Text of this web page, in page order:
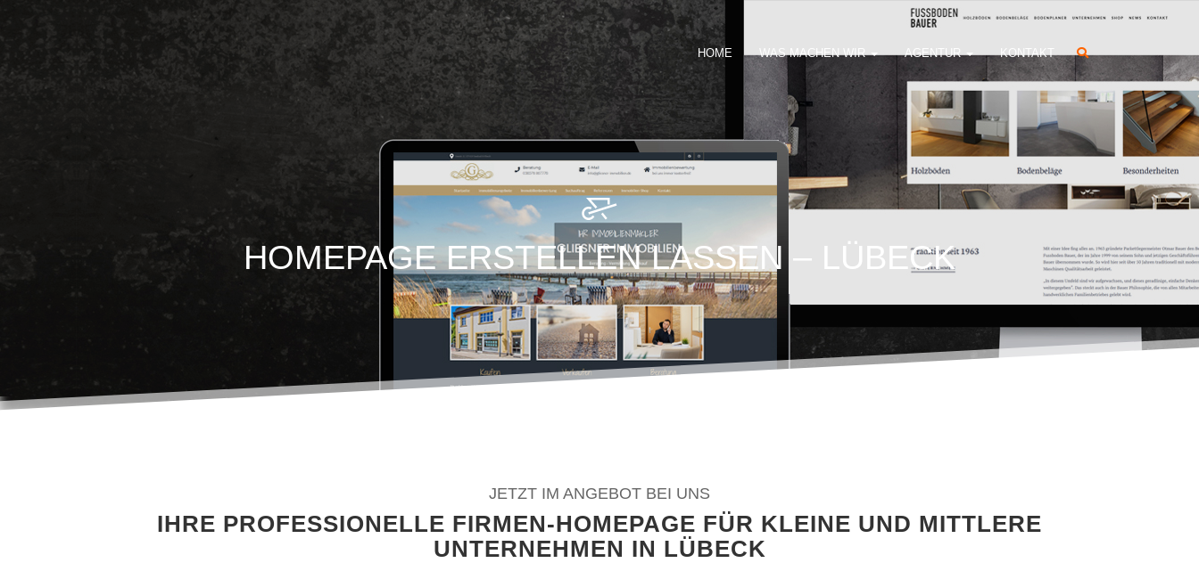
HOME WAS MACHEN WIR AGENTUR KONTAKT
HOMEPAGE ERSTELLEN LASSEN – LÜBECK
JETZT IM ANGEBOT BEI UNS
IHRE PROFESSIONELLE FIRMEN-HOMEPAGE FÜR KLEINE UND MITTLERE
UNTERNEHMEN IN LÜBECK